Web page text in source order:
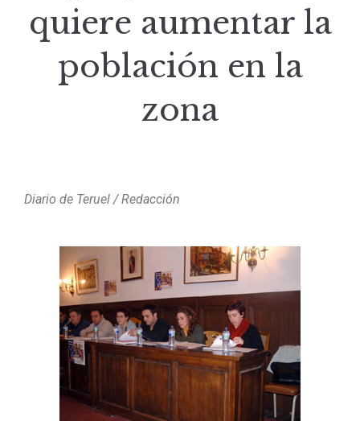
quiere aumentar la
población en la
zona
Diario de Teruel / Redacción